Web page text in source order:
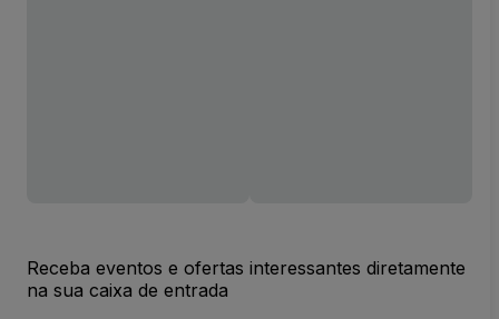
Receba eventos e ofertas interessantes diretamente
na sua caixa de entrada